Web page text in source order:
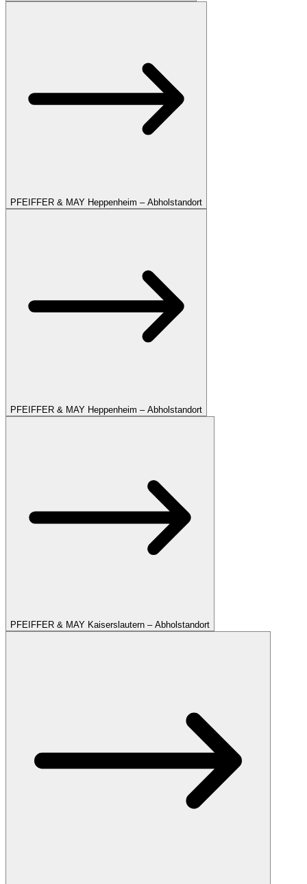
PFEIFFER & MAY Heppenheim – Abholstandort
PFEIFFER & MAY Heppenheim – Abholstandort
PFEIFFER & MAY Kaiserslautern – Abholstandort